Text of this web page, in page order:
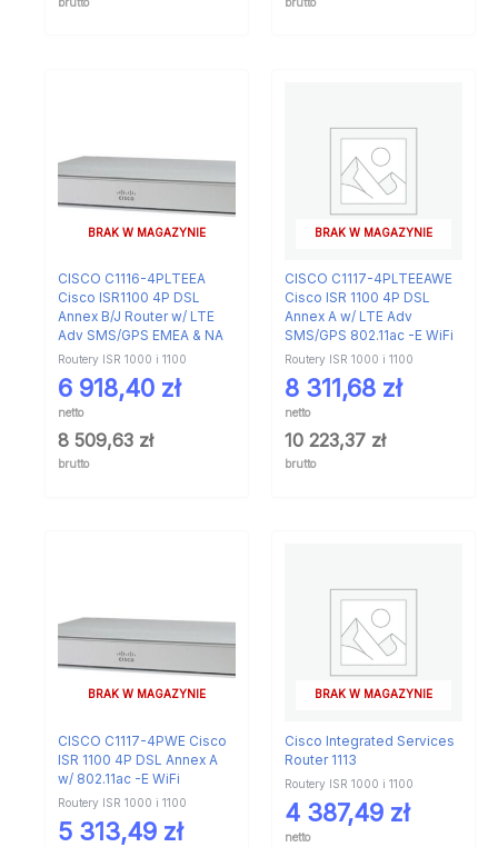
BRAK W MAGAZYNIE
CISCO C1116-4PLTEEA
Cisco ISR1100 4P DSL
Annex B/J Router w/ LTE
Adv SMS/GPS EMEA & NA
Routery ISR 1000 i 1100
6 918,40 zł
netto
8 509,63 zł
brutto
BRAK W MAGAZYNIE
CISCO C1117-4PLTEEAWE
Cisco ISR 1100 4P DSL
Annex A w/ LTE Adv
SMS/GPS 802.11ac -E WiFi
Routery ISR 1000 i 1100
8 311,68 zł
netto
10 223,37 zł
brutto
BRAK W MAGAZYNIE
CISCO C1117-4PWE Cisco
ISR 1100 4P DSL Annex A
w/ 802.11ac -E WiFi
Routery ISR 1000 i 1100
5 313,49 zł
BRAK W MAGAZYNIE
Cisco Integrated Services
Router 1113
Routery ISR 1000 i 1100
4 387,49 zł
netto